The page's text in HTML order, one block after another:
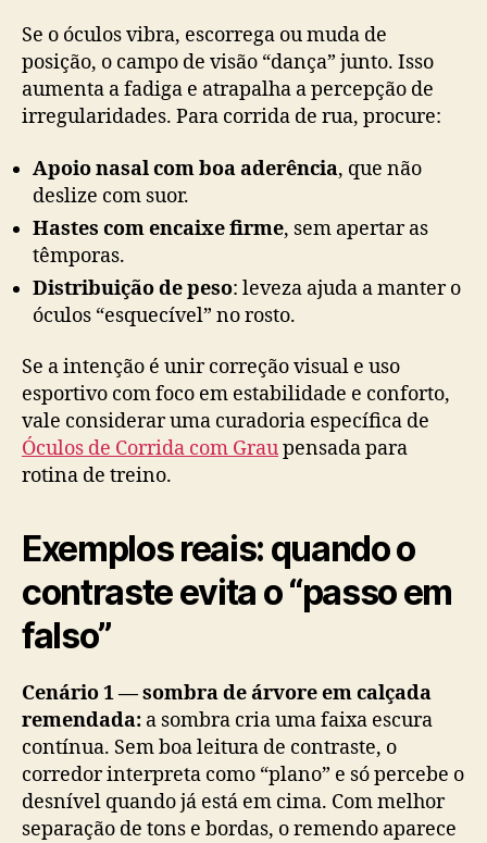
Se o óculos vibra, escorrega ou muda de
posição, o campo de visão “dança” junto. Isso
aumenta a fadiga e atrapalha a percepção de
irregularidades. Para corrida de rua, procure:
Apoio nasal com boa aderência, que não
deslize com suor.
Hastes com encaixe firme, sem apertar as
têmporas.
Distribuição de peso: leveza ajuda a manter o
óculos “esquecível” no rosto.
Se a intenção é unir correção visual e uso
esportivo com foco em estabilidade e conforto,
vale considerar uma curadoria específica de
Óculos de Corrida com Graupensada para
rotina de treino.
Exemplos reais: quando o
contraste evita o “passo em
falso”
Cenário 1 — sombra de árvore em calçada
remendada: a sombra cria uma faixa escura
contínua. Sem boa leitura de contraste, o
corredor interpreta como “plano” e só percebe o
desnível quando já está em cima. Com melhor
separação de tons e bordas, o remendo aparece